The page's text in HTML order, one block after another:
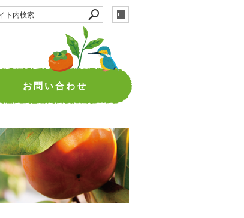
お問い合わせ